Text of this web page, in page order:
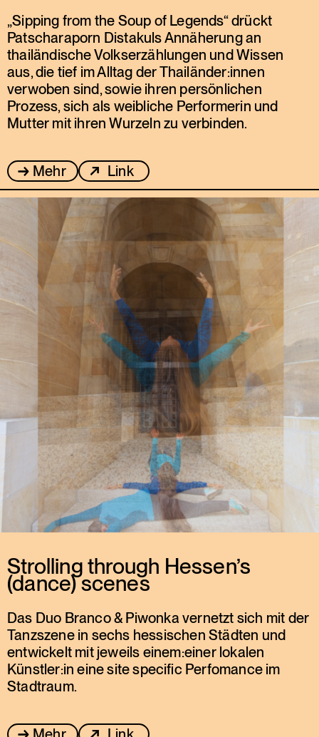
„Sipping from the Soup of Legends“ drückt
Patscharaporn Distakuls Annäherung an
thailändische Volkserzählungen und Wissen
aus, die tief im Alltag der Thailänder:innen
verwoben sind, sowie ihren persönlichen
Prozess, sich als weibliche Performerin und
Mutter mit ihren Wurzeln zu verbinden.
Mehr Link
Strolling through Hessen’s
(dance) scenes
Das Duo Branco & Piwonka vernetzt sich mit der
Tanzszene in sechs hessischen Städten und
entwickelt mit jeweils einem:einer lokalen
Künstler:in eine site specific Perfomance im
Stadtraum.